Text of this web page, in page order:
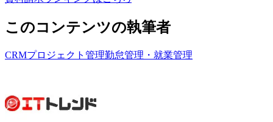
このコンテンツの執筆者
CRMプロジェクト管理勤怠管理・就業管理